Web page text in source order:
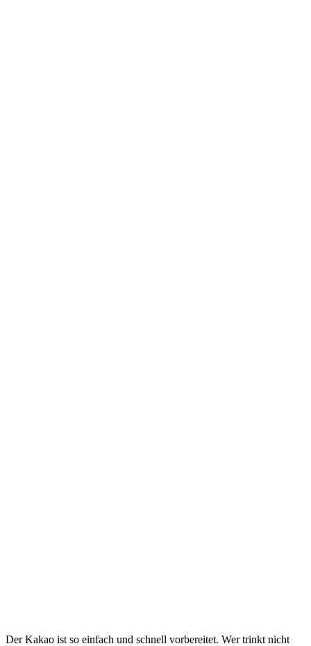
Der Kakao ist so einfach und schnell vorbereitet. Wer trinkt nicht